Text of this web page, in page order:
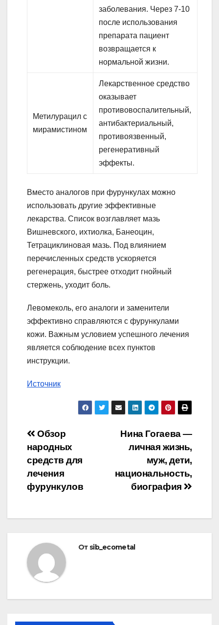
заболевания. Через 7-10
после использования
препарата пациент
возвращается к
нормальной жизни.
Метилурацил с
мирамистином
Лекарственное средство
оказывает
противовоспалительный,
антибактериальный,
противоязвенный,
регенеративный
эффекты.
Вместо аналогов при фурункулах можно
использовать другие эффективные
лекарства. Список возглавляет мазь
Вишневского, ихтиолка, Банеоцин,
Тетрациклиновая мазь. Под влиянием
перечисленных средств ускоряется
регенерация, быстрее отходит гнойный
стержень, уходит боль.
Левомеколь, его аналоги и заменители
эффективно справляются с фурункулами
кожи. Важным условием успешного лечения
является соблюдение всех пунктов
инструкции.
Источник
Навигация
по
записям
Нина Гогаева —
личная жизнь,
муж, дети,
национальность,
биография
Обзор
народных
средств для
лечения
фурункулов
От sib_ecometal